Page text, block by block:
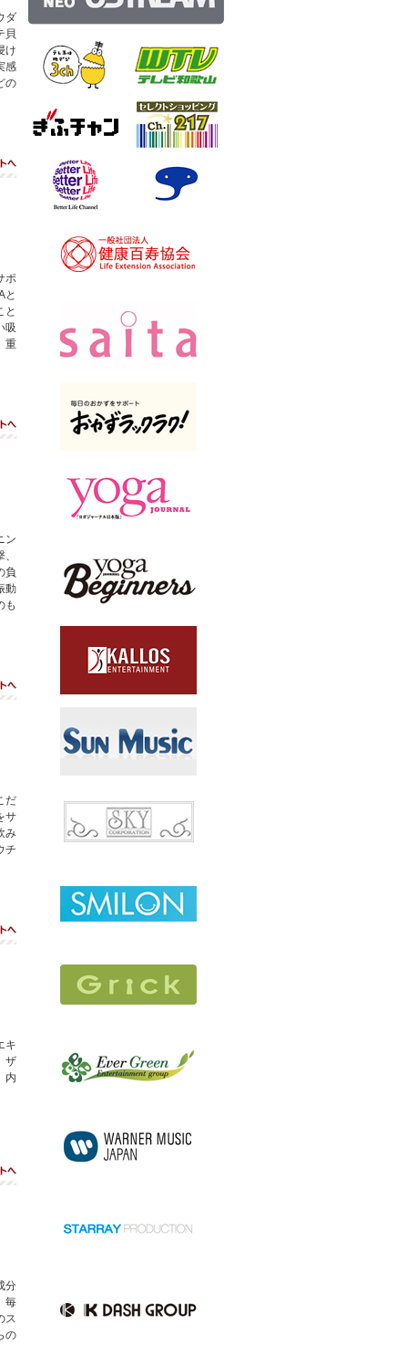
ダ
貝
け
感
の
ポ
と
と
吸
重
ン
負
動
も
だ
サ
み
チ
キ
ザ
内
分
毎
ス
の
テレビ埼玉 テレビ和歌山
セレクトショッピン
グch.217
ベターライフチャン